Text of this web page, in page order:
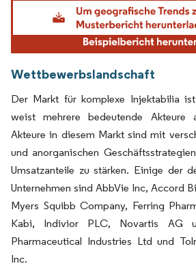
Wettbewerbslandschaft
Der Markt für komplexe Injektabilia
weist mehrere bedeutende Akteure
Akteure in diesem Markt sind mit
und anorganischen
Umsatzanteile zu stärken. Einige der
Unternehmen sind AbbVie Inc, Accord
Myers Squibb Company, Ferring
Kabi, Indivior PLC, Novartis AG
Pharmaceutical Industries Ltd und
Inc.